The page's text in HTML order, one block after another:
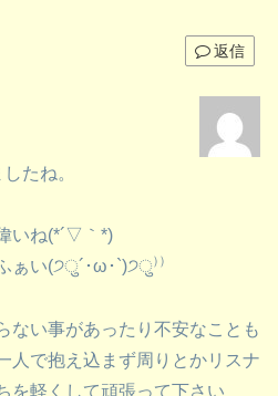
返信
たね。
いね(*´▽｀*)
ふぁい(੭ु´･ω･`)੭ु⁾⁾
ない事があったり不安なことも
人で抱え込まず周りとかリスナ
を軽くして頑張って下さい